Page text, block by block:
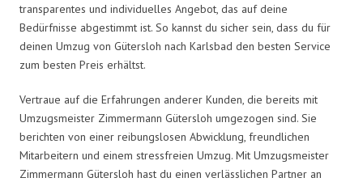
transparentes und individuelles Angebot, das auf deine
Bedürfnisse abgestimmt ist. So kannst du sicher sein, dass du für
deinen Umzug von Gütersloh nach Karlsbad den besten Service
zum besten Preis erhältst.
Vertraue auf die Erfahrungen anderer Kunden, die bereits mit
Umzugsmeister Zimmermann Gütersloh umgezogen sind. Sie
berichten von einer reibungslosen Abwicklung, freundlichen
Mitarbeitern und einem stressfreien Umzug. Mit Umzugsmeister
Zimmermann Gütersloh hast du einen verlässlichen Partner an